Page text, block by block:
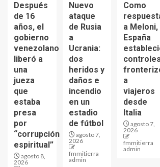
Después
de 16
años, el
gobierno
venezolano
liberó a
una
jueza
que
estaba
presa
por
“corrupción
espiritual”
agosto 8,
2026
Nuevo
ataque
de Rusia
a
Ucrania:
dos
heridos y
daños e
incendio
en un
estadio
de fútbol
agosto 7,
2026
fmmitierra
admin
Como
a Meloni,
España
controles
a
viajeros
desde
Italia
agosto 7,
2026
fmmitierra
admin